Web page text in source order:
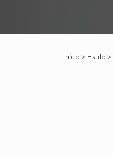
Início> Estilo>